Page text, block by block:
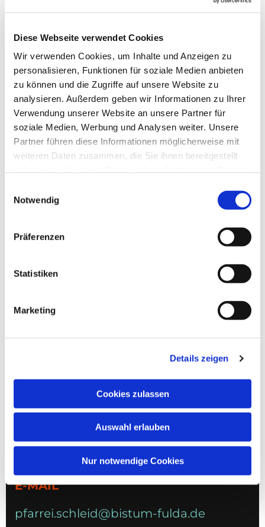
Diese Webseite verwendet Cookies
Wir verwenden Cookies, um Inhalte und Anzeigen zu
personalisieren, Funktionen für soziale Medien anbieten
zu können und die Zugriffe auf unsere Website zu
analysieren. Außerdem geben wir Informationen zu Ihrer
Verwendung unserer Website an unsere Partner für
soziale Medien, Werbung und Analysen weiter. Unsere
Partner führen diese Informationen möglicherweise mit
weiteren Daten zusammen, die Sie ihnen bereitgestellt
Notwendig
Präferenzen
Statistiken
Marketing
Details zeigen
Cookies zulassen
Auswahl erlauben
Nur notwendige Cookies
NAVIGATION
Pfarrei
Kontakt
ADRESSE
Hl. Johannes Paul II.
Schleider Hauptstraße 16
36419 Schleid
036967 596795
E-MAIL
pfarrei.schleid@bistum-fulda.de